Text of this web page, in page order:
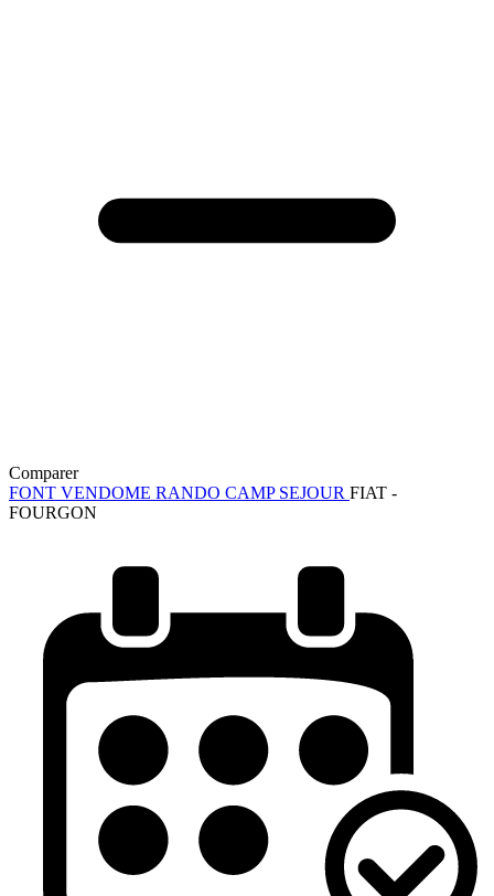
Comparer
FONT VENDOME RANDO CAMP SEJOUR FIAT -
FOURGON